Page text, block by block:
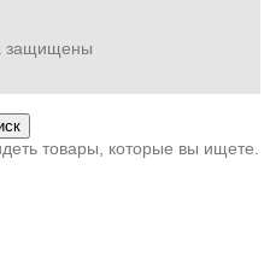
защищены
товары, которые вы ищете.